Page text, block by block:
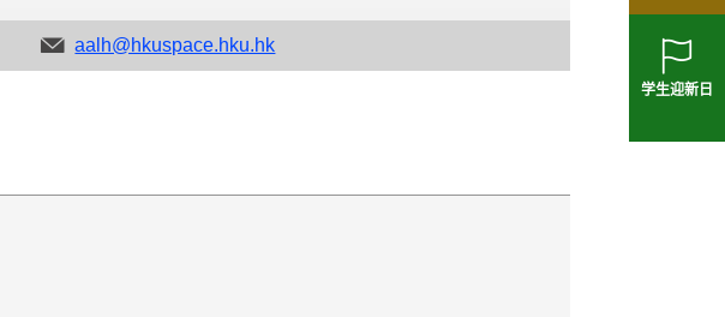
学生迎新日
aalh@hkuspace.hku.hk